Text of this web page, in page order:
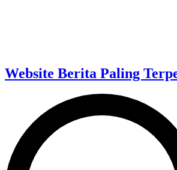
Website Berita Paling